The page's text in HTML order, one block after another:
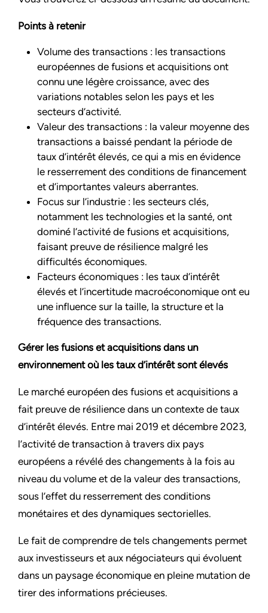
Points à retenir
Volume des transactions : les transactions
européennes de fusions et acquisitions ont
connu une légère croissance, avec des
variations notables selon les pays et les
secteurs d’activité.
Valeur des transactions : la valeur moyenne des
transactions a baissé pendant la période de
taux d’intérêt élevés, ce qui a mis en évidence
le resserrement des conditions de financement
et d’importantes valeurs aberrantes.
Focus sur l’industrie : les secteurs clés,
notamment les technologies et la santé, ont
dominé l’activité de fusions et acquisitions,
faisant preuve de résilience malgré les
difficultés économiques.
Facteurs économiques : les taux d’intérêt
élevés et l’incertitude macroéconomique ont eu
une influence sur la taille, la structure et la
fréquence des transactions.
Gérer les fusions et acquisitions dans un
environnement où les taux d’intérêt sont élevés
Le marché européen des fusions et acquisitions a
fait preuve de résilience dans un contexte de taux
d’intérêt élevés. Entre mai 2019 et décembre 2023,
l’activité de transaction à travers dix pays
européens a révélé des changements à la fois au
niveau du volume et de la valeur des transactions,
sous l’effet du resserrement des conditions
monétaires et des dynamiques sectorielles.
Le fait de comprendre de tels changements permet
aux investisseurs et aux négociateurs qui évoluent
dans un paysage économique en pleine mutation de
tirer des informations précieuses.